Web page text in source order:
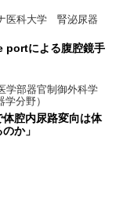
医科大学 腎泌尿器
portによる腹腔鏡手
学部器官制御外科学
分野）
体腔内尿路変向は体
か」